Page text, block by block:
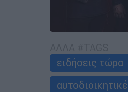
ειδήσεις τώρα